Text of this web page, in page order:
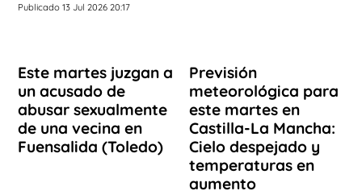
Publicado 13 Jul 2026 20:17
Este martes juzgan a
un acusado de
abusar sexualmente
de una vecina en
Fuensalida (Toledo)
Previsión
meteorológica para
este martes en
Castilla-La Mancha:
Cielo despejado y
temperaturas en
aumento